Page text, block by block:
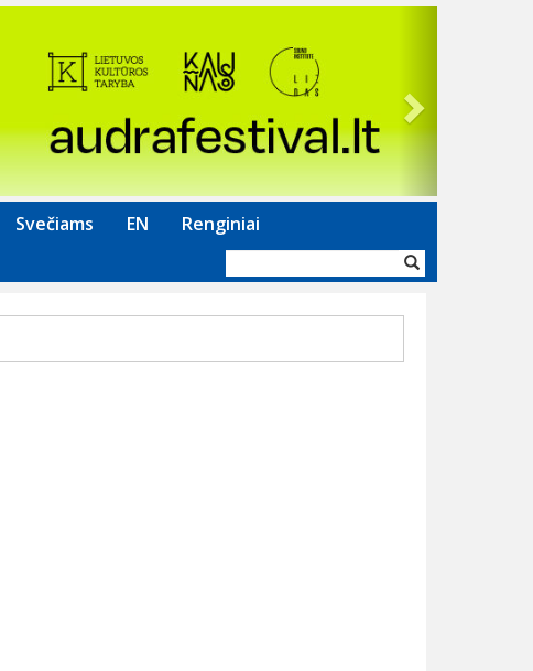
Svečiams EN Renginiai
forma